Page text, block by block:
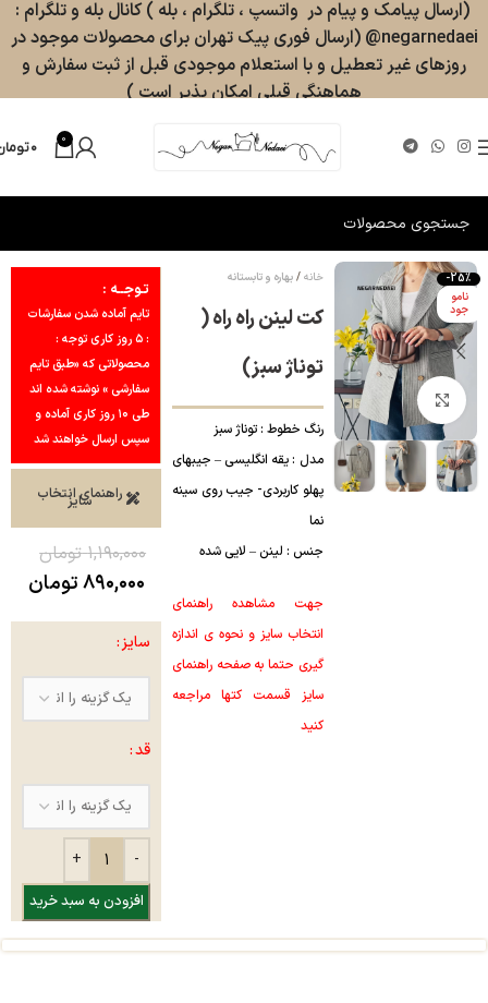
0 ۰
-25%
نامو
جود
بزرگنمایی تصویر
خانه بهاره و تابستانه
کت لینن راه راه (
توناژ سبز)‎‎
رنگ خطوط : توناژ سبز
مدل : یقه انگلیسی – جیبهای
پهلو کاربردی- جیب روی سینه
نما
جنس : لینن – لایی شده
جهت مشاهده راهنمای
انتخاب سایز و نحوه ی اندازه
گیری حتما به صفحه راهنمای
سایز قسمت کتها مراجعه
کنید
تـوجــه :
تایم آماده شدن سفارشات
: ۵ روز کاری توجه :
محصولاتی که «طبق تایم
سفارشی » نوشته شده اند
طی ۱۰ روز کاری آماده و
سپس ارسال خواهند شد
راهنمای انتخاب
سایز
۱,۱۹۰,۰۰۰ تومان
۸۹۰,۰۰۰تومان
سایز
قد
افزودن به سبد خرید
(ارسال پیامک و پیام در واتسپ ، تلگرام ، بله ) کانال بله و تلگرام :
negarnedaei@ (ارسال فوری پیک تهران برای محصولات موجود در
روزهای غیر تعطیل و با استعلام موجودی قبل از ثبت سفارش و
هماهنگی قبلی امکان پذیر است )